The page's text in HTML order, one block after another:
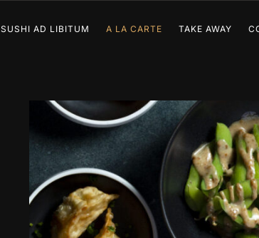
SUSHI AD LIBITUM A LA CARTE TAKE AWAY